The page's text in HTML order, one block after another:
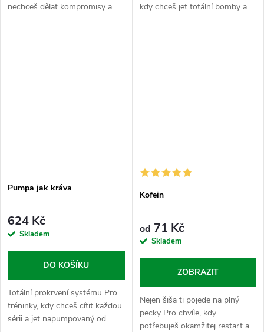
nechceš dělat kompromisy a
potřebuješ jasnej signál, že se
kdy chceš jet totální bomby a
mít jistotu, že tvoje tělo zvládne
Pumpa jak kráva
624 Kč
Skladem
DO KOŠÍKU
Totální prokrvení systému Pro
tréninky, kdy chceš cítit každou
sérii a jet napumpovaný od
Kofein
od 71 Kč
Skladem
ZOBRAZIT
Nejen šiša ti pojede na plný
pecky Pro chvíle, kdy
potřebuješ okamžitej restart a